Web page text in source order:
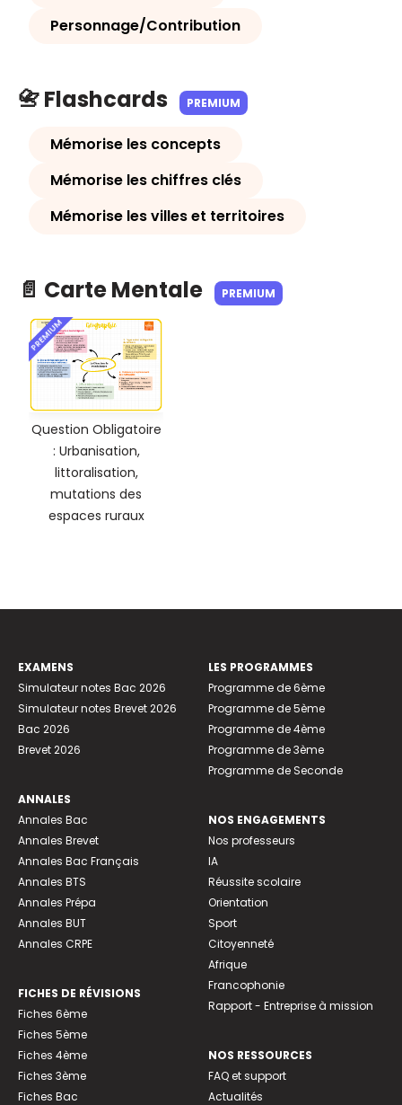
Personnage/Contribution
📇 Flashcards PREMIUM
Mémorise les concepts
Mémorise les chiffres clés
Mémorise les villes et territoires
📄 Carte Mentale PREMIUM
PREMIUM
Question Obligatoire
: Urbanisation,
littoralisation,
mutations des
espaces ruraux
EXAMENS
Simulateur notes Bac 2026
Simulateur notes Brevet 2026
Bac 2026
Brevet 2026
ANNALES
Annales Bac
Annales Brevet
Annales Bac Français
Annales BTS
Annales Prépa
Annales BUT
Annales CRPE
FICHES DE RÉVISIONS
Fiches 6ème
Fiches 5ème
Fiches 4ème
Fiches 3ème
Fiches Bac
LES PROGRAMMES
Programme de 6ème
Programme de 5ème
Programme de 4ème
Programme de 3ème
Programme de Seconde
NOS ENGAGEMENTS
Nos professeurs
IA
Réussite scolaire
Orientation
Sport
Citoyenneté
Afrique
Francophonie
Rapport - Entreprise à mission
NOS RESSOURCES
FAQ et support
Actualités